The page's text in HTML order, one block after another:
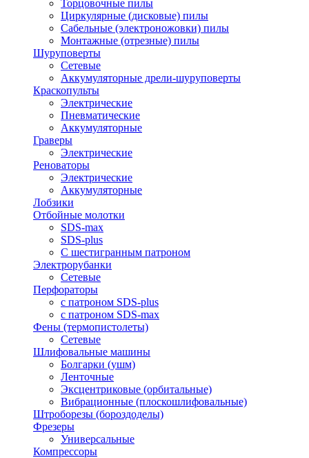
Торцовочные пилы
Циркулярные (дисковые) пилы
Сабельные (электроножовки) пилы
Монтажные (отрезные) пилы
Шуруповерты
Сетевые
Аккумуляторные дрели-шуруповерты
Краскопульты
Электрические
Пневматические
Аккумуляторные
Граверы
Электрические
Реноваторы
Электрические
Аккумуляторные
Лобзики
Отбойные молотки
SDS-max
SDS-plus
С шестигранным патроном
Электрорубанки
Сетевые
Перфораторы
с патроном SDS-plus
с патроном SDS-max
Фены (термопистолеты)
Сетевые
Шлифовальные машины
Болгарки (ушм)
Ленточные
Эксцентриковые (орбитальные)
Вибрационные (плоскошлифовальные)
Штроборезы (бороздоделы)
Фрезеры
Универсальные
Компрессоры